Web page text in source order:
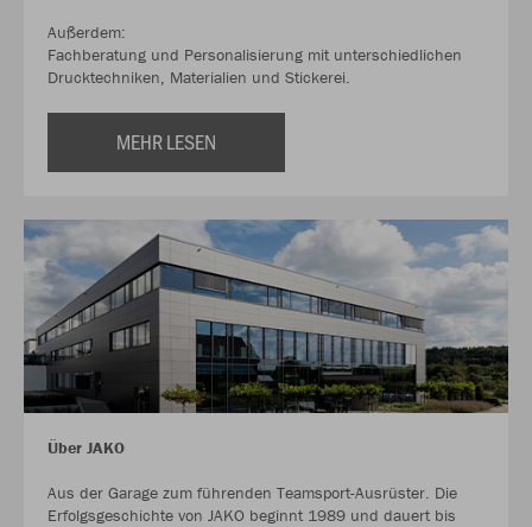
Außerdem:
Fachberatung und Personalisierung mit unterschiedlichen
Drucktechniken, Materialien und Stickerei.
MEHR LESEN
Über JAKO
Aus der Garage zum führenden Teamsport-Ausrüster. Die
Erfolgsgeschichte von JAKO beginnt 1989 und dauert bis